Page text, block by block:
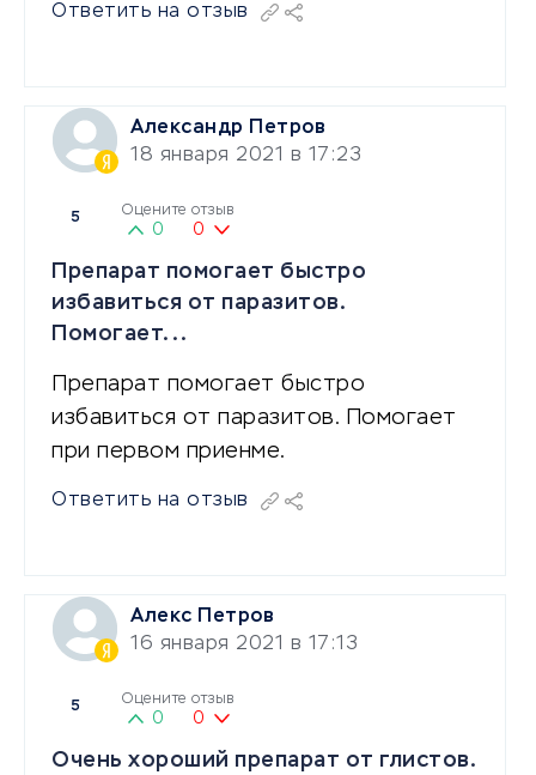
Ответить на отзыв
Александр Петров
18 января 2021 в 17:23
5 Оцените отзыв
0 0
Препарат помогает быстро
избавиться от паразитов.
Помогает...
Препарат помогает быстро
избавиться от паразитов. Помогает
при первом приенме.
Ответить на отзыв
Алекс Петров
16 января 2021 в 17:13
5 Оцените отзыв
0 0
Очень хороший препарат от глистов.